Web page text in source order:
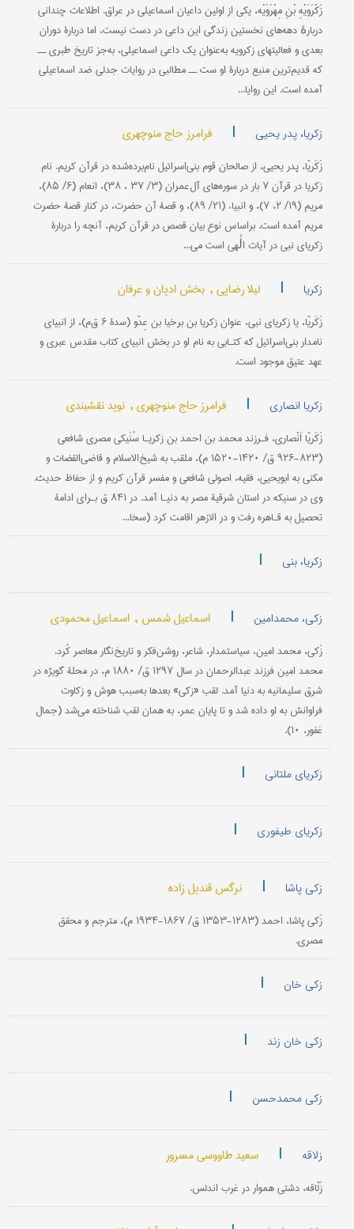
زَکْرَوَیْهِ بْنِ مِهْرَوَیْه، یکی از اولین داعیان اسماعیلی در عراق. اطلاعات چندانی
دربارهٔ دهه‌های نخستین زندگی این داعی در دست نیست، اما دربارۀ دوران
بعدی و فعالیتهای زکرویه به‌عنوان یک داعی اسماعیلی، به‌جز تاریخ طبری ــ
که قدیم‌ترین منبع دربارۀ او ست ــ مطالبی در روایات جدلی ضد اسماعیلی
آمده است. این روایا...
زکریا، پدر یحیی | فرامرز حاج منوچهری
زَکَريّا، پدر یحیى، از صالحان قوم بنی‌اسرائيل نام‌برده‌شده در قرآن کريم. نام
زکريا در قرآن ۷ بار در سوره‌های آل‌عمران (۳/ ۳۷ ، ۳۸)، انعام (۶/ ۸۵)،
مريم (۱۹/ ۲، ۷)، و انبياء (۲۱/ ۸۹)، و قصۀ آن حضرت، در کنار قصۀ حضرت
مريم آمده است. براساس نوع بيان قصص در قرآن کريم، آنچه را دربارۀ
زکريای نبی در آيات الٰهی است می...
زکریا | لیلا رضایی , بخش ادیان و عرفان
زَکَریّا، یا زکریای نبی، عنوان زکریا بن برخیا بن عِدّو (سدۀ ۶ ق‌م)، از انبیای
نامدار بنی‌اسرائیل که کتـابی به نام او در بخش انبیای کتاب مقدس عبری و
عهد عتیق موجود است.
زکریا انصاری | فرامرز حاج منوچهری , نوید نقشبندی
زَکَریّا اَنْصاری، فـرزند محمد بن احمد بن زکریـا سُنَیکی مصری شافعی
(۸۲۳-۹۲۶ ق/ ۱۴۲۰-۱۵۲۰ م)، ملقب به شیخ‌الاسلام و قاضی‌القضات و
مکنى به ابویحیى، فقیه، اصولی شافعی و مفسر قرآن کریم و از حفاظ حدیث.
وی در سنیکه در استان شرقیۀ مصر به دنیـا آمد. در ۸۴۱ ق بـرای ادامۀ
تحصیل به قـاهره رفت و در الازهر اقامت کرد (سخا...
زکریا، بنی |
زکی، محمدامین | اسماعیل شمس , اسماعیل محمودی
زَکی، محمد امین، سیاستمدار، شاعر، روشن‌فکر و تاریخ‌نگار معاصر کُرد.
محمد امین فرزند عبدالرحمان در سال ۱۲۹۷ ق/ ۱۸۸۰ م، در محلۀ گویژه در
شرق سلیمانیه به دنیا آمد. لقب «زکی» بعدها به‌سبب هوش و زکاوت
فراوانش به او داده شد و تا پایان عمر، به همان لقب شناخته می‌شد (جمال
غفور، ۱۰).
زکریای ملتانی |
زکریای طیفوری |
زکی پاشا | نرگس قندیل زاده
زَکی‌ پاشا، احمد (۱۲۸۳-۱۳۵۳ ق/ ۱۸۶۷-۱۹۳۴ م)، مترجم و محقق
مصری.
زکی خان |
زکی خان زند |
زکی محمدحسن |
زلاقه | سعید طاووسی مسرور
زَلّاقه، دشتی هموار در غرب اندلس.